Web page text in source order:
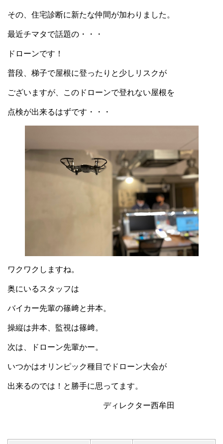
その、住宅診断に新たな仲間が加わりました。
最近チマタで話題の・・・
ドローンです！
普段、梯子で屋根に登ったりと少しリスクが
ございますが、このドローンで登れない屋根を
点検が出来るはずです・・・
ワクワクしますね。
奥にいるスタッフは
バイカー先輩の篠﨑と井本。
操縦は井本、監視は篠﨑。
次は、ドローン先輩かー。
いつかはオリンピック種目でドローン大会が
出来るのでは！と勝手に思ってます。
ディレクター西牟田